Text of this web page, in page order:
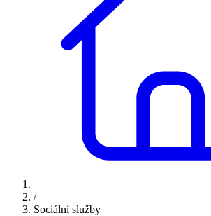
/
Sociální služby